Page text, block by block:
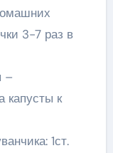
3-7 раз в
–
капусты к
1ст.